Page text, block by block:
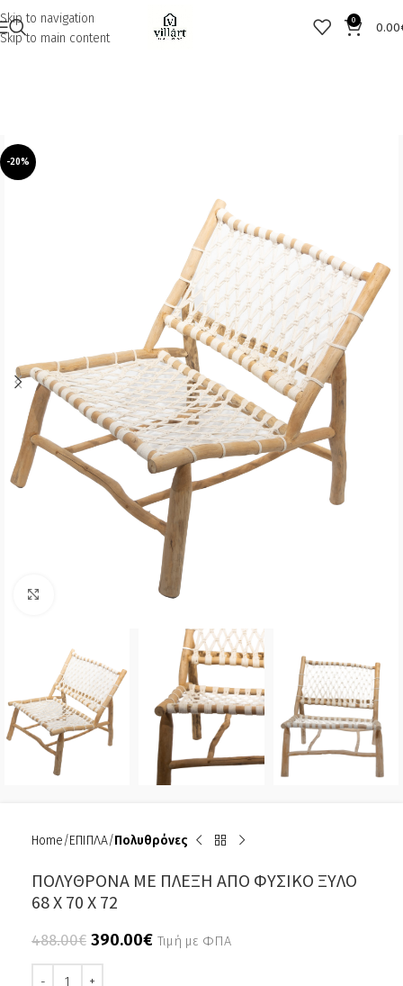
Skip to navigation
Skip to main content
0
0.00
-20%
Home ΕΠΙΠΛΑ Πολυθρόνες
ΠΟΛΥΘΡΟΝΑ ΜΕ ΠΛΕΞΗ ΑΠΟ ΦΥΣΙΚΟ ΞΥΛΟ
68 Χ 70 Χ 72
488.00€ 390.00€ Τιμή με ΦΠΑ